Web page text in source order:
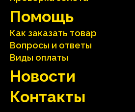
Помощь
Как заказать товар
Вопросы и ответы
Виды оплаты
Hовости
Контакты